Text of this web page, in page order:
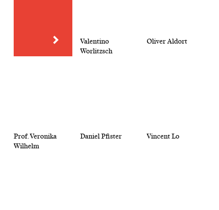
Valentino
Worlitzsch
Oliver Aldort
Prof. Veronika
Wilhelm
Daniel Pfister Vincent Lo